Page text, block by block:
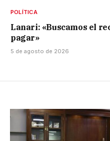
POLÍTICA
Lanari: «Buscamos el
pagar»
5 de agosto de 2026